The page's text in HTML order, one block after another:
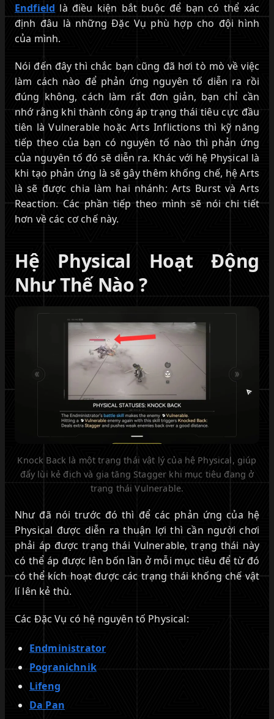
Endfield là điều kiện bắt buộc để bạn có thể xác
định đâu là những Đặc Vụ phù hợp cho đội hình
của mình.
Nói đến đây thì chắc bạn cũng đã hơi tò mò về việc
làm cách nào để phản ứng nguyên tố diễn ra rồi
đúng không, cách làm rất đơn giản, bạn chỉ cần
nhớ rằng khi thành công áp trạng thái tiêu cực đầu
tiên là Vulnerable hoặc Arts Inflictions thì kỹ năng
tiếp theo của bạn có nguyên tố nào thì phản ứng
của nguyên tố đó sẽ diễn ra. Khác với hệ Physical là
khi tạo phản ứng là sẽ gây thêm khống chế, hệ Arts
là sẽ được chia làm hai nhánh: Arts Burst và Arts
Reaction. Các phần tiếp theo mình sẽ nói chi tiết
hơn về các cơ chế này.
Hệ Physical Hoạt Động
Như Thế Nào ?
Knock Back là một trạng thái vật lý của hệ Physical, giúp
đẩy lùi kẻ địch và gia tăng Stagger khi mục tiêu đang ở
trạng thái Vulnerable.
Như đã nói trước đó thì để các phản ứng của hệ
Physical được diễn ra thuận lợi thì cần người chơi
phải áp được trạng thái Vulnerable, trạng thái này
có thể áp được lên bốn lần ở mỗi mục tiêu để từ đó
có thể kích hoạt được các trạng thái khống chế vật
lí lên kẻ thù.
Các Đặc Vụ có hệ nguyên tố Physical:
Endministrator
Pogranichnik
Lifeng
Da Pan